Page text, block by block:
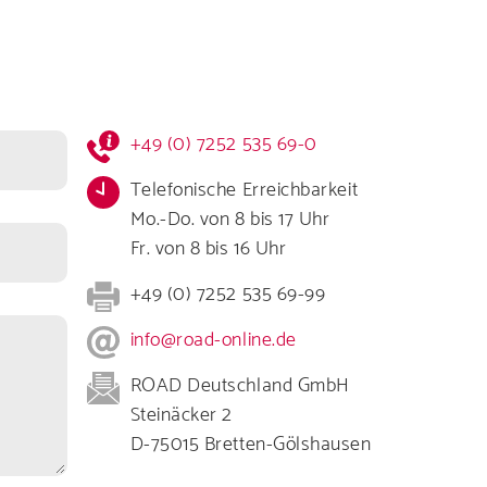
für Ihre Branche
bei uns
unsere AGBs
Kontaktformular
Infos
+49 (0) 7252 535 69-0
Telefonische Erreichbarkeit
Mo.-Do. von 8 bis 17 Uhr
Fr. von 8 bis 16 Uhr
+49 (0) 7252 535 69-99
info@road-online.de
ROAD Deutschland GmbH
Steinäcker 2
D-75015 Bretten-Gölshausen